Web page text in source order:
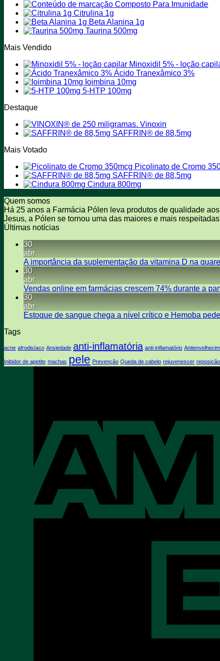
escolhidas
página
do
produto
Composto Para Imunidade
Citrulina 1g
Beta Alanina 1g
Taurina 500mg
Mais Vendido
Minoxidil 5% - loção
Ácido Tranexâmico 3%
Ioimbina 10mg
5-HTP 100mg
Destaque
Vinoxin
SAFFRIN® de 88,5mg
Mais Votado
Picolinato de Cromo
SAFFRIN® de 88,5mg
Cindura 800mg
Quem somos
Há 25 anos a Farmácia Pólen leva produtos de qualidade
Jesus, a Pólen se tornou uma das maiores e mais
Últimas notícias
30
abr
A importância da suplementação da vitamina D na
30
abr
Vendas online em farmácias crescem 74% durante a
30
abr
Estoque de sangue chega a nível crítico e Hemoba
Tags
acne afrodisíaco Ansiedade anti-inflamatória anti-inflamatório
Inibidor de apetite machas pele Prevenção Queda de cabelo rejuvenescer